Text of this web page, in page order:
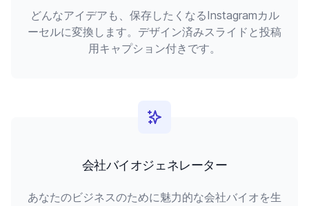
どんなアイデアも、保存したくなるInstagramカル
ーセルに変換します。デザイン済みスライドと投稿
用キャプション付きです。
会社バイオジェネレーター
あなたのビジネスのために魅力的な会社バイオを生